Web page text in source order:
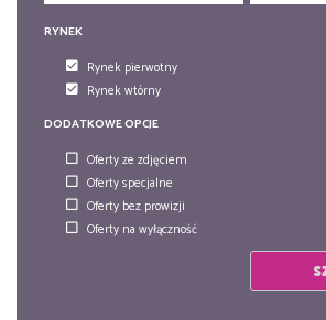
RYNEK
Rynek pierwotny
Rynek wtórny
DODATKOWE OPCJE
Oferty ze zdjęciem
Oferty specjalne
Oferty bez prowizji
Oferty na wyłączność